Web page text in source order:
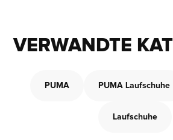
VERWANDTE
PUMA PUMA Laufschuhe
Laufschuhe